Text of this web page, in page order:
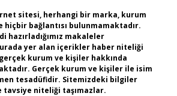
sitesi, herhangi bir marka, kurum
hiçbir bağlantısı bulunmamaktadır.
hazırladığımız makaleler
yer alan içerikler haber niteliği
kurum ve kişiler hakkında
Gerçek kurum ve kişiler ile isim
tesadüfidir. Sitemizdeki bilgiler
niteliği taşımazlar.